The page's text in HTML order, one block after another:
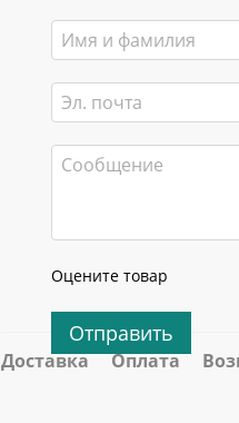
Оцените товар
Отправить
Доставка Оплата